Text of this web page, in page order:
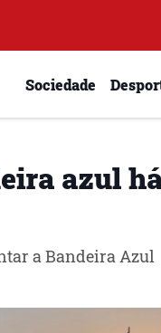
Sociedade
azul
a Bandeira Azul